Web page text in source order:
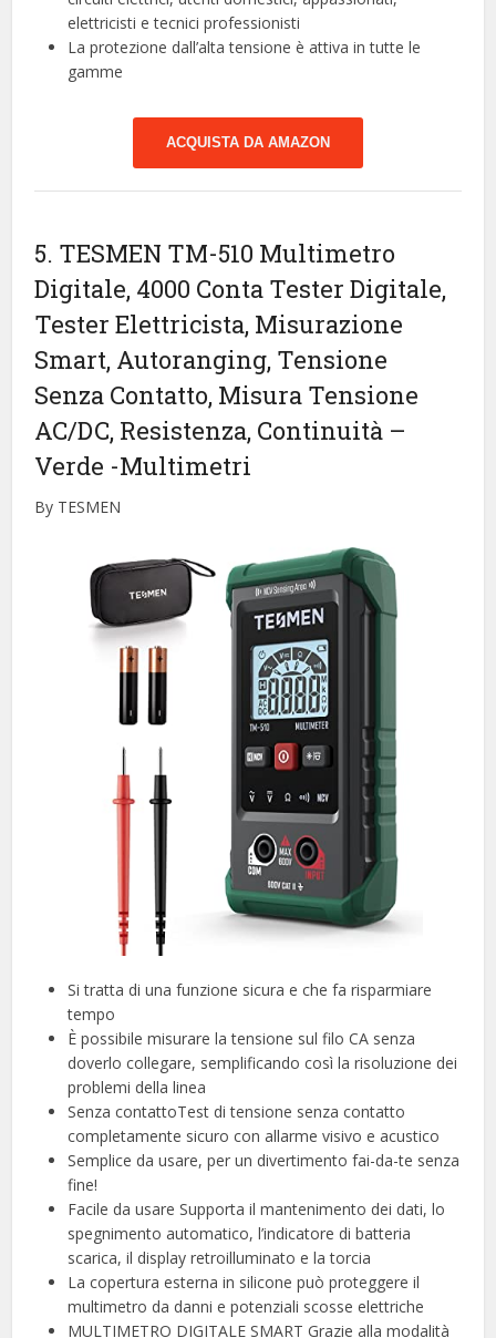
elettricisti e tecnici professionisti
La protezione dall’alta tensione è attiva in tutte le
gamme
ACQUISTA DA AMAZON
5. TESMEN TM-510 Multimetro
Digitale, 4000 Conta Tester Digitale,
Tester Elettricista, Misurazione
Smart, Autoranging, Tensione
Senza Contatto, Misura Tensione
AC/DC, Resistenza, Continuità –
Verde -Multimetri
By TESMEN
Si tratta di una funzione sicura e che fa risparmiare
tempo
È possibile misurare la tensione sul filo CA senza
doverlo collegare, semplificando così la risoluzione dei
problemi della linea
Senza contattoTest di tensione senza contatto
completamente sicuro con allarme visivo e acustico
Semplice da usare, per un divertimento fai-da-te senza
fine!
Facile da usare Supporta il mantenimento dei dati, lo
spegnimento automatico, l’indicatore di batteria
scarica, il display retroilluminato e la torcia
La copertura esterna in silicone può proteggere il
multimetro da danni e potenziali scosse elettriche
MULTIMETRO DIGITALE SMART Grazie alla modalità